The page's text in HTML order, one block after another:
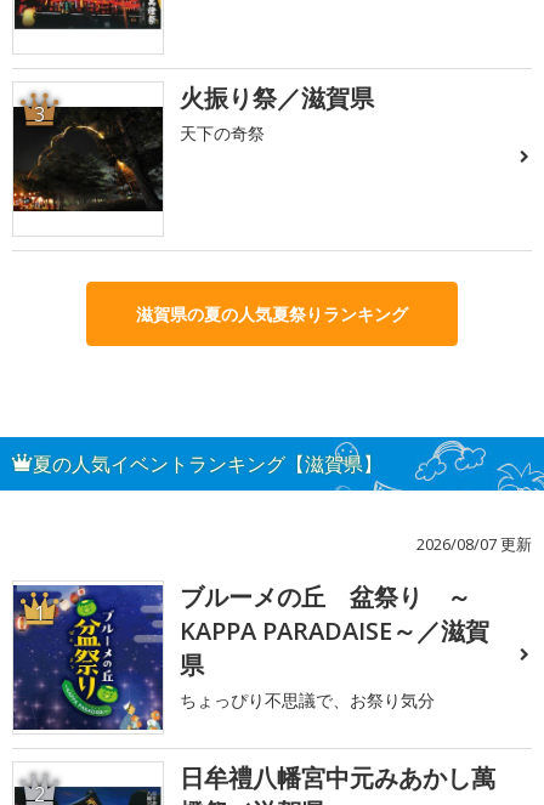
3 火振り祭／滋賀県
天下の奇祭
滋賀県の夏の人気夏祭りランキング
夏の人気イベントランキング【滋賀県】
2026/08/07 更新
1
ブルーメの丘 盆祭り ～
KAPPA PARADAISE～／滋賀
県
ちょっぴり不思議で、お祭り気分
2
日牟禮八幡宮中元みあかし萬